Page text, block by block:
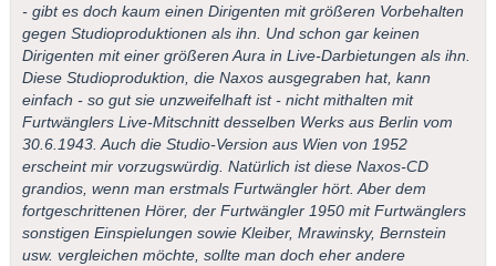
- gibt es doch kaum einen Dirigenten mit größeren Vorbehalten
gegen Studioproduktionen als ihn. Und schon gar keinen
Dirigenten mit einer größeren Aura in Live-Darbietungen als ihn.
Diese Studioproduktion, die Naxos ausgegraben hat, kann
einfach - so gut sie unzweifelhaft ist - nicht mithalten mit
Furtwänglers Live-Mitschnitt desselben Werks aus Berlin vom
30.6.1943. Auch die Studio-Version aus Wien von 1952
erscheint mir vorzugswürdig. Natürlich ist diese Naxos-CD
grandios, wenn man erstmals Furtwängler hört. Aber dem
fortgeschrittenen Hörer, der Furtwängler 1950 mit Furtwänglers
sonstigen Einspielungen sowie Kleiber, Mrawinsky, Bernstein
usw. vergleichen möchte, sollte man doch eher andere